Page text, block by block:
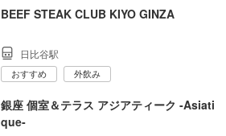
BEEF STEAK CLUB KIYO GINZA
日比谷駅
おすすめ 外飲み
銀座 個室＆テラス アジアティーク ‐Asiati
que‐